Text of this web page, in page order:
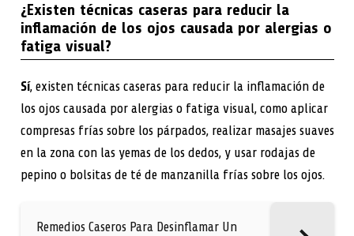
¿Existen técnicas caseras para reducir la
inflamación de los ojos causada por alergias o
fatiga visual?
Sí, existen técnicas caseras para reducir la inflamación de
los ojos causada por alergias o fatiga visual, como aplicar
compresas frías sobre los párpados, realizar masajes suaves
en la zona con las yemas de los dedos, y usar rodajas de
pepino o bolsitas de té de manzanilla frías sobre los ojos.
Remedios Caseros Para Desinflamar Un